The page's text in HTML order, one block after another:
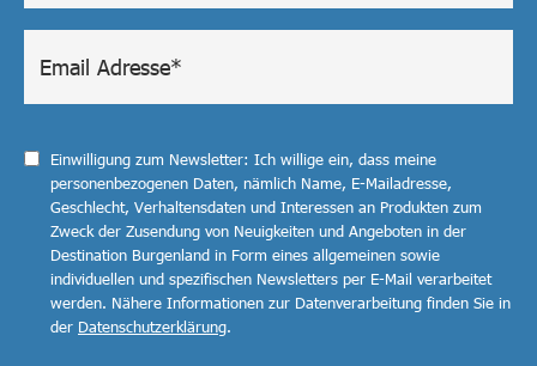
Einwilligung zum Newsletter: Ich willige ein, dass meine
personenbezogenen Daten, nämlich Name, E-Mailadresse,
Geschlecht, Verhaltensdaten und Interessen an Produkten zum
Zweck der Zusendung von Neuigkeiten und Angeboten in der
Destination Burgenland in Form eines allgemeinen sowie
individuellen und spezifischen Newsletters per E-Mail verarbeitet
werden. Nähere Informationen zur Datenverarbeitung finden Sie in
der Datenschutzerklärung.